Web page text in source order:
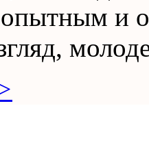
опытным и